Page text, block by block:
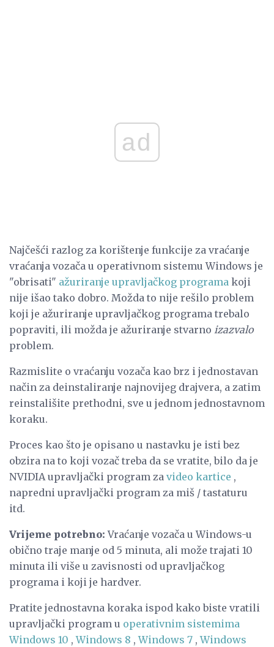
ad
Najčešći razlog za korištenje funkcije za vraćanje
vraćanja vozača u operativnom sistemu Windows je
"obrisati" ažuriranje upravljačkog programa koji
nije išao tako dobro. Možda to nije rešilo problem
koji je ažuriranje upravljačkog programa trebalo
popraviti, ili možda je ažuriranje stvarno izazvalo
problem.
Razmislite o vraćanju vozača kao brz i jednostavan
način za deinstaliranje najnovijeg drajvera, a zatim
reinstališite prethodni, sve u jednom jednostavnom
koraku.
Proces kao što je opisano u nastavku je isti bez
obzira na to koji vozač treba da se vratite, bilo da je
NVIDIA upravljački program za video kartice ,
napredni upravljački program za miš / tastaturu
itd.
Vrijeme potrebno: Vraćanje vozača u Windows-u
obično traje manje od 5 minuta, ali može trajati 10
minuta ili više u zavisnosti od upravljačkog
programa i koji je hardver.
Pratite jednostavna koraka ispod kako biste vratili
upravljački program u operativnim sistemima
Windows 10 ,Windows 8 ,Windows 7 ,Windows